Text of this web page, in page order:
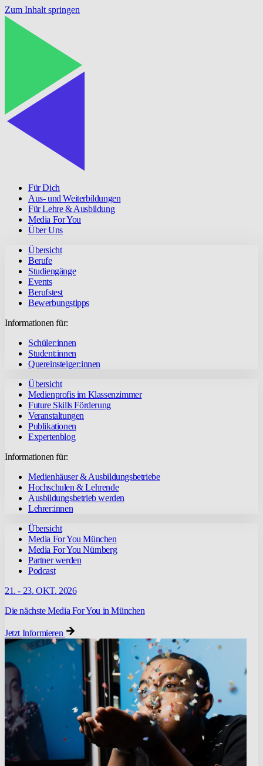
Zum Inhalt springen
Für Dich
Aus- und Weiterbildungen
Für Lehre & Ausbildung
Media For You
Über Uns
Übersicht
Berufe
Studiengänge
Events
Berufstest
Bewerbungstipps
Informationen für:
Schüler:innen
Student:innen
Quereinsteiger:innen
Übersicht
Medienprofis im Klassenzimmer
Future Skills Förderung
Veranstaltungen
Publikationen
Expertenblog
Informationen für:
Medienhäuser & Ausbildungsbetriebe
Hochschulen & Lehrende
Ausbildungsbetrieb werden
Lehrer:innen
Übersicht
Media For You München
Media For You Nürnberg
Partner werden
Podcast
21. - 23. OKT. 2026
Die nächste Media For You in München
Jetzt Informieren